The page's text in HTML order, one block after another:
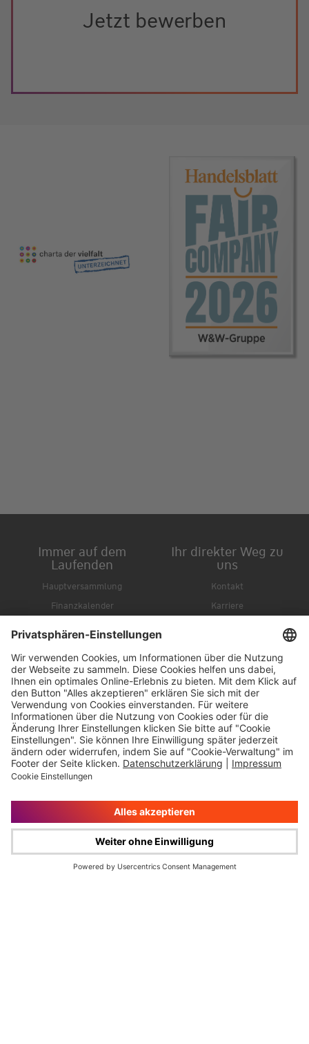
Jetzt bewerben
Immer auf dem
Laufenden
Hauptversammlung
Finanzkalender
Ihr direkter Weg zu
uns
Kontakt
Karriere